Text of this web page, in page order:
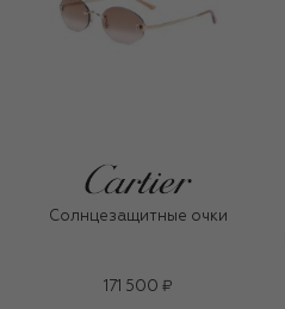
Солнцезащитные очки
171 500 ₽